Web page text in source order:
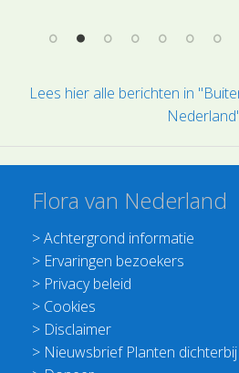
Lees hier alle berichten in
Flora van Nederland
>Achtergrond informatie
> Ervaringen bezoekers
> Privacy beleid
> Cookies
> Disclaimer
> Nieuwsbrief Planten dichterbij